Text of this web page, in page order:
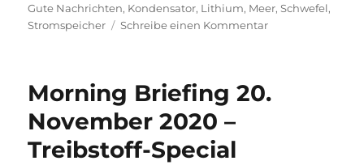
Gute Nachrichten, Kondensator, Lithium, Meer,Schwefel,
Stromspeicher
Schreibe einen Kommentarzu
Morning Briefing 20.
November 2020 –
Treibstoff-Special